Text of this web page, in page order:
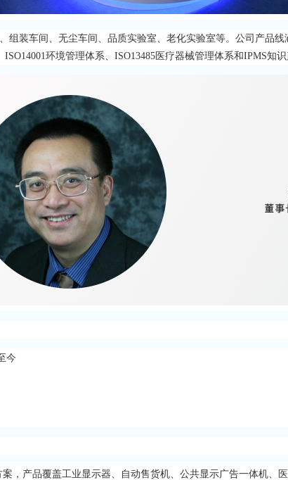
组装车间、无尘车间、品质实验室、老化实验室等。公司产品
环境管理体系、ISO13485医疗器械管理体系和IPMS知
今
，产品覆盖工业显示器、自动售货机、公共显示广告一体机、